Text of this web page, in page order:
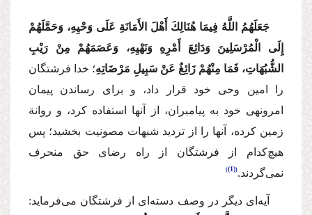
جَعَلَهُمُ اللَّهُ فِیمَا هُنَالِكَ أَهْلَ الأَمَانَةِ عَلَی وَحْیِهِ، وَحَمَّلَهُمْ
إِلَی الْمُرْسَلِینَ وَدَائِعَ أَمْرِهِ وَنَهْیِهِ، وَعَصَمَهُمْ مِنْ رَیْبِ
الشُّبُهَاتِ، فَمَا مِنْهُمْ زَائِغٌ عَنْ سَبِیلِ مَرْضَاتِهِ؛ خدا فرشتگان
را امین وحی خود قرار داد، و برای رساندن پیمان
امرونهی خود به پیامبران، از آنها استفاده كرد، و روانة
زمین كرده، آنها را از تردید شبهات مصونیت بخشید؛ پس
هیچ‌كدام از فرشتگان از راه رضای حق منحرف
نمی‌گردند. (1)
آیه‌ای دیگر در وصف دسته‌ای از فرشتگان می‌فرماید: